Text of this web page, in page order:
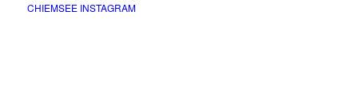
CHIEMSEE INSTAGRAM